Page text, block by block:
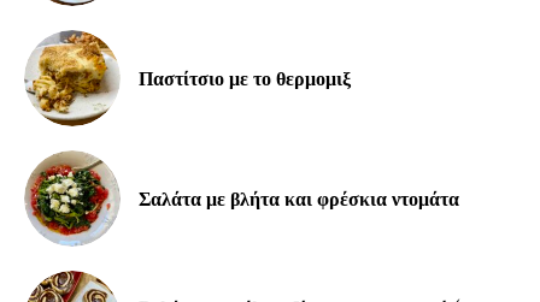
Παστίτσιο με το θερμομιξ
Σαλάτα με βλήτα και φρέσκια ντομάτα